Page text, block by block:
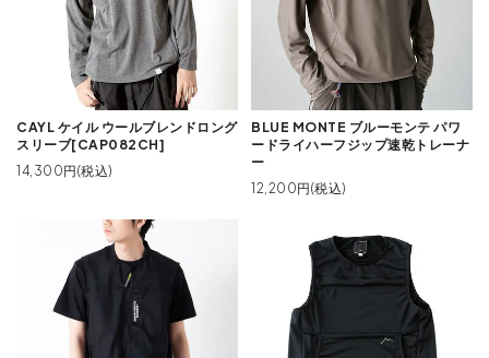
CAYL ケイル ウールブレンドロング
スリーブ[CAP082CH]
14,300円(税込)
BLUE MONTE ブルーモンテ パワ
ードライハーフジップ速乾トレーナ
ー
12,200円(税込)